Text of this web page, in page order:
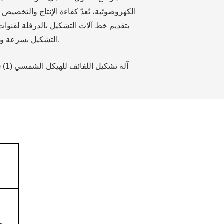
الكهروضوئية، تُعدّ كفاءة الإنتاج
بتقديم خط آلات التشكيل بالدرفلة
التشكيل بسرعة ودقة فائقتين، مما يُلبي الطلب المتزايد على صناعة الطاقة الشمسية في جميع أنحاء العالم.